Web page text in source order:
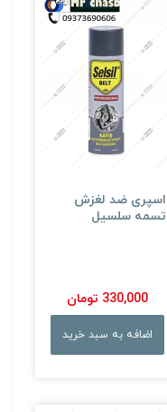
اسپری ضد لغزش
تسمه سلسیل
330,000 تومان
اضافه به سبد خرید